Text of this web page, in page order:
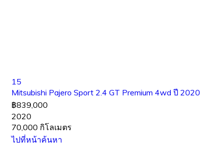
15
Mitsubishi Pajero Sport 2.4 GT Premium 4wd ปี 2020
฿839,000
2020
70,000 กิโลเมตร
ไปที่หน้าค้นหา